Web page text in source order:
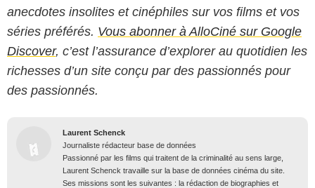
anecdotes insolites et cinéphiles sur vos films et vos
séries préférés. Vous abonner à AlloCiné sur Google
Discover, c’est l’assurance d’explorer au quotidien les
richesses d’un site conçu par des passionnés pour
des passionnés.
Laurent Schenck
Journaliste rédacteur base de données
Passionné par les films qui traitent de la criminalité au sens large,
Laurent Schenck travaille sur la base de données cinéma du site.
Ses missions sont les suivantes : la rédaction de biographies et